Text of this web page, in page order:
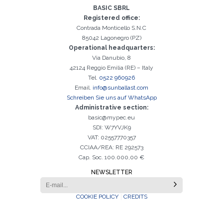
BASIC SBRL
Registered office:
Contrada Monticello S.N.C
85042 Lagonegro (PZ)
Operational headquarters:
Via Danubio, 8
42124 Reggio Emilia (RE) – Italy
Tel. 0522 960926
Email. info@sunballast.com
Schreiben Sie uns auf WhatsApp
Administrative section:
basic@mypec.eu
SDI: W7YVJK9
VAT: 02557770357
CCIAA/REA: RE 292573
Cap. Soc. 100.000,00 €
NEWSLETTER
COOKIE POLICY CREDITS